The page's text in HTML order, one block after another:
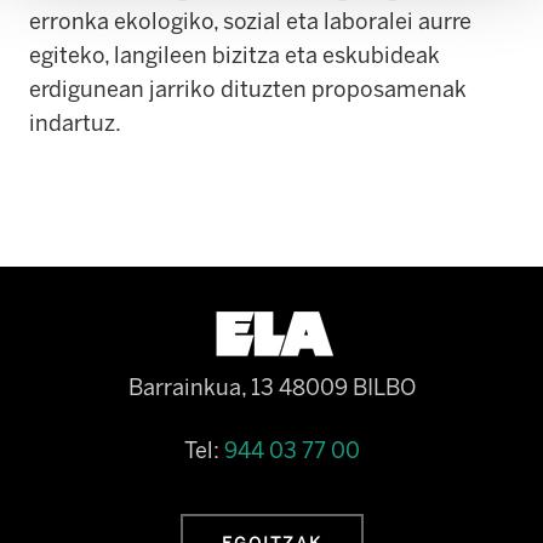
erronka ekologiko, sozial eta laboralei aurre
egiteko, langileen bizitza eta eskubideak
erdigunean jarriko dituzten proposamenak
indartuz.
Barrainkua, 13 48009 BILBO
Tel: 944 03 77 00